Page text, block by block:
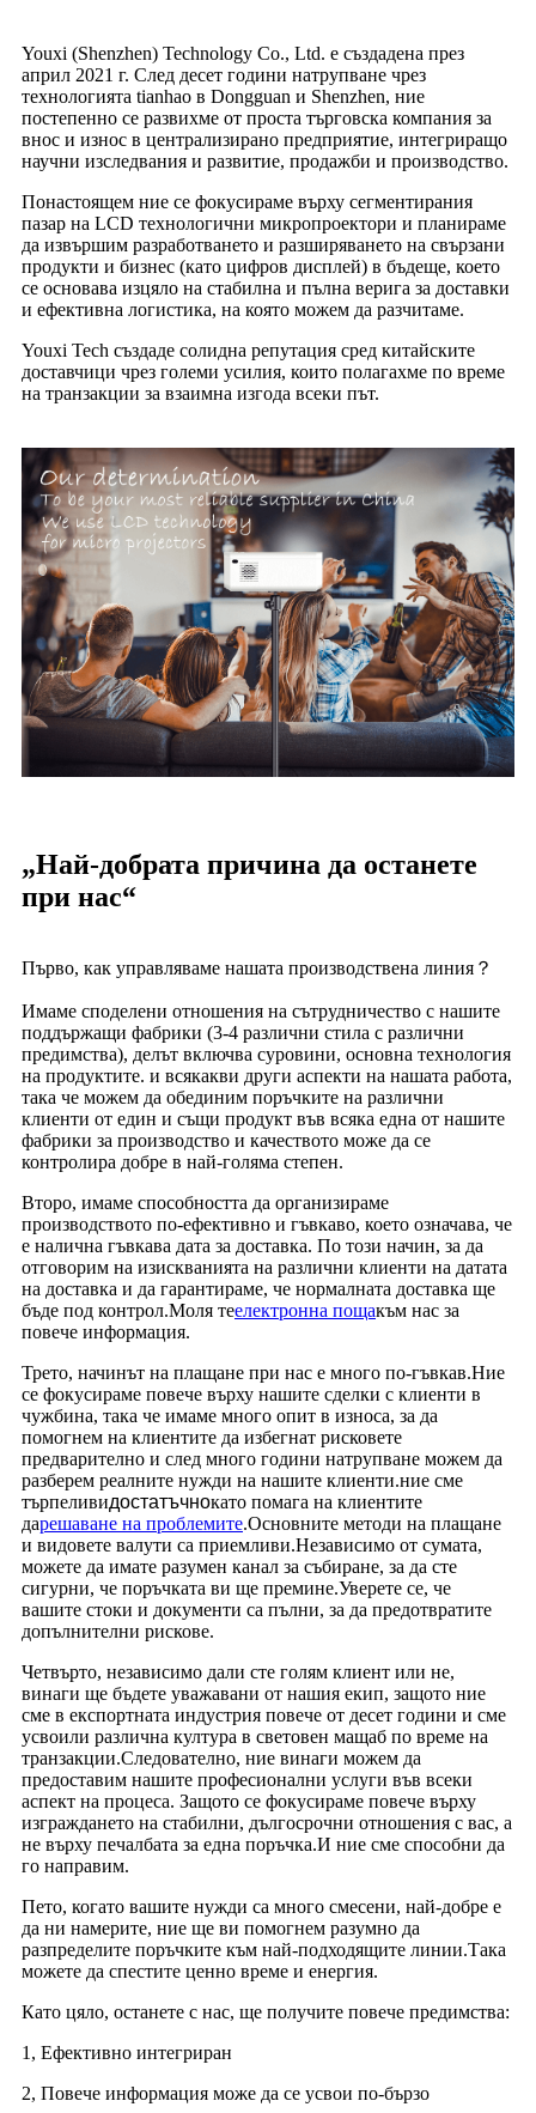
Youxi (Shenzhen) Technology Co., Ltd. е създадена през
април 2021 г. След десет години натрупване чрез
технологията tianhao в Dongguan и Shenzhen, ние
постепенно се развихме от проста търговска компания за
внос и износ в централизирано предприятие, интегриращо
научни изследвания и развитие, продажби и производство.
Понастоящем ние се фокусираме върху сегментирания
пазар на LCD технологични микропроектори и планираме
да извършим разработването и разширяването на свързани
продукти и бизнес (като цифров дисплей) в бъдеще, което
се основава изцяло на стабилна и пълна верига за доставки
и ефективна логистика, на която можем да разчитаме.
Youxi Tech създаде солидна репутация сред китайските
доставчици чрез големи усилия, които полагахме по време
на транзакции за взаимна изгода всеки път.
„Най-добрата причина да останете
при нас“
Първо, как управляваме нашата производствена линия ？
Имаме споделени отношения на сътрудничество с нашите
поддържащи фабрики (3-4 различни стила с различни
предимства), делът включва суровини, основна технология
на продуктите. и всякакви други аспекти на нашата работа,
така че можем да обединим поръчките на различни
клиенти от един и същи продукт във всяка една от нашите
фабрики за производство и качеството може да се
контролира добре в най-голяма степен.
Второ, имаме способността да организираме
производството по-ефективно и гъвкаво, което означава, че
е налична гъвкава дата за доставка. По този начин, за да
отговорим на изискванията на различни клиенти на датата
на доставка и да гарантираме, че нормалната доставка ще
бъде под контрол.Моля теелектронна пощакъм нас за
повече информация.
Трето, начинът на плащане при нас е много по-гъвкав.Ние
се фокусираме повече върху нашите сделки с клиенти в
чужбина, така че имаме много опит в износа, за да
помогнем на клиентите да избегнат рисковете
предварително и след много години натрупване можем да
разберем реалните нужди на нашите клиенти.ние сме
търпеливидостатъчнокато помага на клиентите
дарешаване на проблемите.Основните методи на плащане
и видовете валути са приемливи.Независимо от сумата,
можете да имате разумен канал за събиране, за да сте
сигурни, че поръчката ви ще премине.Уверете се, че
вашите стоки и документи са пълни, за да предотвратите
допълнителни рискове.
Четвърто, независимо дали сте голям клиент или не,
винаги ще бъдете уважавани от нашия екип, защото ние
сме в експортната индустрия повече от десет години и сме
усвоили различна култура в световен мащаб по време на
транзакции.Следователно, ние винаги можем да
предоставим нашите професионални услуги във всеки
аспект на процеса. Защото се фокусираме повече върху
изграждането на стабилни, дългосрочни отношения с вас, а
не върху печалбата за една поръчка.И ние сме способни да
го направим.
Пето, когато вашите нужди са много смесени, най-добре е
да ни намерите, ние ще ви помогнем разумно да
разпределите поръчките към най-подходящите линии.Така
можете да спестите ценно време и енергия.
Като цяло, останете с нас, ще получите повече предимства:
1, Ефективно интегриран
2, Повече информация може да се усвои по-бързо